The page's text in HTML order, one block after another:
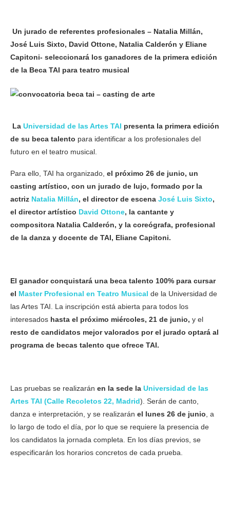
Un jurado de referentes profesionales – Natalia Millán,
José Luis Sixto, David Ottone, Natalia Calderón y Eliane
Capitoni- seleccionará los ganadores de la primera edición
de la Beca TAI para teatro musical
La Universidad de las Artes TAI presenta la primera edición
de su beca talento para identificar a los profesionales del
futuro en el teatro musical.
Para ello, TAI ha organizado, el próximo 26 de junio, un
casting artístico, con un jurado de lujo, formado por la
actriz Natalia Millán, el director de escena José Luis Sixto,
el director artístico David Ottone, la cantante y
compositora Natalia Calderón, y la coreógrafa, profesional
de la danza y docente de TAI, Eliane Capitoni.
El ganador conquistará una beca talento 100% para cursar
el Master Profesional en Teatro Musical de la Universidad de
las Artes TAI. La inscripción está abierta para todos los
interesados hasta el próximo miércoles, 21 de junio, y el
resto de candidatos mejor valorados por el jurado optará al
programa de becas talento que ofrece TAI.
Las pruebas se realizarán en la sede la Universidad de las
Artes TAI (Calle Recoletos 22, Madrid). Serán de canto,
danza e interpretación, y se realizarán el lunes 26 de junio , a
lo largo de todo el día, por lo que se requiere la presencia de
los candidatos la jornada completa. En los días previos, se
especificarán los horarios concretos de cada prueba.